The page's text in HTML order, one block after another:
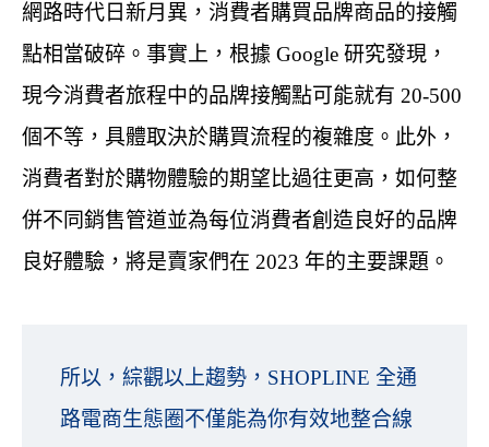
網路時代日新月異，消費者購買品牌商品的接觸
點相當破碎。事實上，根據 Google 研究發現，
現今消費者旅程中的品牌接觸點可能就有 20-500
個不等，具體取決於購買流程的複雜度。此外，
消費者對於購物體驗的期望比過往更高，如何整
併不同銷售管道並為每位消費者創造良好的品牌
良好體驗，將是賣家們在 2023 年的主要課題。
所以，綜觀以上趨勢，SHOPLINE 全通
路電商生態圈不僅能為你有效地整合線